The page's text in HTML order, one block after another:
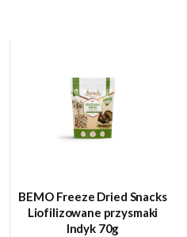
BEMO Freeze Dried Snacks
Liofilizowane przysmaki
Indyk 70g